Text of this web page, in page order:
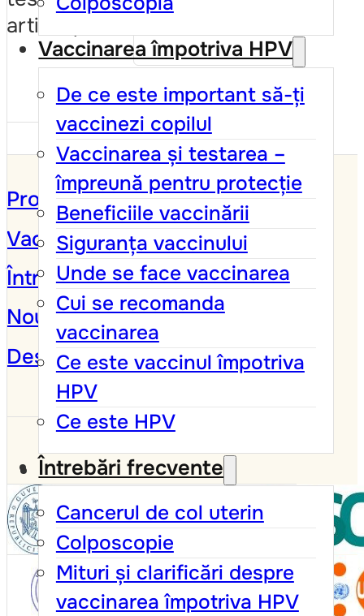
Vaccinarea împotriva HPV
De ce este important să-ți
vaccinezi copilul
Vaccinarea și testarea –
împreună pentru protecție
Beneficiile vaccinării
Siguranța vaccinului
Unde se face vaccinarea
Cui se recomanda
vaccinarea
Ce este vaccinul împotriva
HPV
Ce este HPV
Întrebări frecvente
Cancerul de col uterin
Colposcopie
Mituri și clarificări despre
vaccinarea împotriva HPV
articol privat
și noutăți
Programul de Screening
Vaccinarea împotriva HPV
Întrebări frecvente
Noutăți și campanii
Despre